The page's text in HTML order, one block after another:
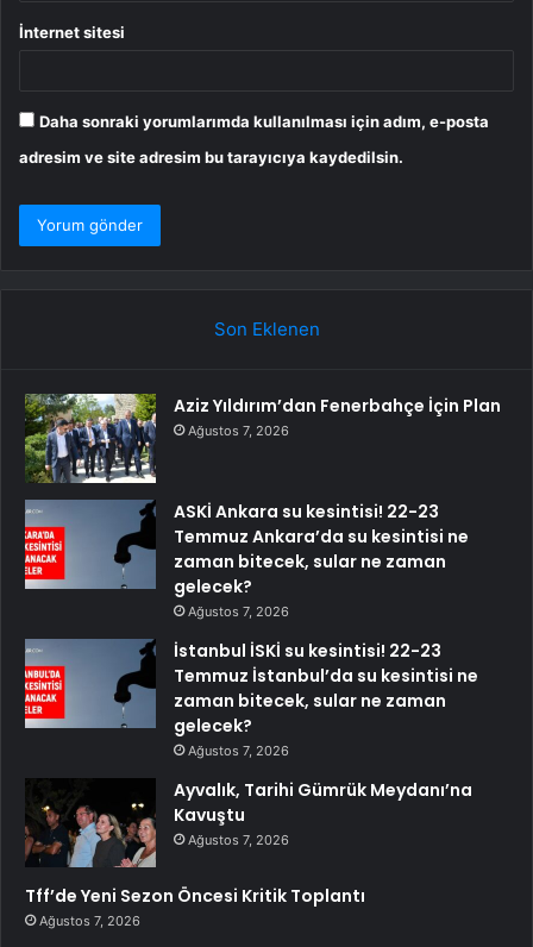
İnternet sitesi
Daha sonraki yorumlarımda kullanılması için adım, e-posta
adresim ve site adresim bu tarayıcıya kaydedilsin.
Son Eklenen
Aziz Yıldırım’dan Fenerbahçe İçin Plan
Ağustos 7, 2026
ASKİ Ankara su kesintisi! 22-23
Temmuz Ankara’da su kesintisi ne
zaman bitecek, sular ne zaman
gelecek?
Ağustos 7, 2026
İstanbul İSKİ su kesintisi! 22-23
Temmuz İstanbul’da su kesintisi ne
zaman bitecek, sular ne zaman
gelecek?
Ağustos 7, 2026
Ayvalık, Tarihi Gümrük Meydanı’na
Kavuştu
Ağustos 7, 2026
Tff’de Yeni Sezon Öncesi Kritik Toplantı
Ağustos 7, 2026